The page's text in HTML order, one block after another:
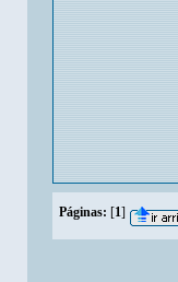
Páginas: [1]